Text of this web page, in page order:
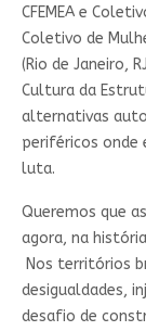
CFEMEA e
Coletivo de
(Rio de Janeiro,
Cultura da
alternativas
periféricos onde
luta.
Queremos que
agora, na
Nos territórios
desigualdades,
desafio de